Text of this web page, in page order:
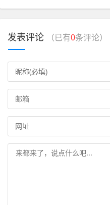
发表评论 （已有0条评论）